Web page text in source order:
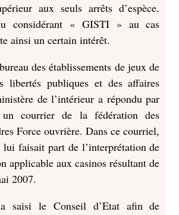
aux seuls arrêts d’espèce.
considérant « GISTI » au cas
ainsi un certain intérêt.
des établissements de jeux de
libertés publiques et des affaires
de l’intérieur a répondu par
courrier de la fédération des
Force ouvrière. Dans ce courriel,
lui faisait part de l’interprétation de
applicable aux casinos résultant de
2007.
saisi le Conseil d’Etat afin de